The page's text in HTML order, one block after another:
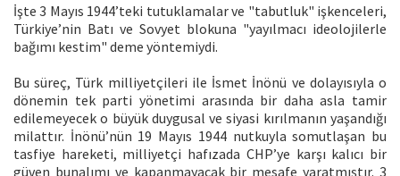
İşte 3 Mayıs 1944’teki tutuklamalar ve "tabutluk" işkenceleri,
Türkiye’nin Batı ve Sovyet blokuna "yayılmacı ideolojilerle
bağımı kestim" deme yöntemiydi.
Bu süreç, Türk milliyetçileri ile İsmet İnönü ve dolayısıyla o
dönemin tek parti yönetimi arasında bir daha asla tamir
edilemeyecek o büyük duygusal ve siyasi kırılmanın yaşandığı
milattır. İnönü’nün 19 Mayıs 1944 nutkuyla somutlaşan bu
tasfiye hareketi, milliyetçi hafızada CHP’ye karşı kalıcı bir
güven bunalımı ve kapanmayacak bir mesafe yaratmıştır. 3